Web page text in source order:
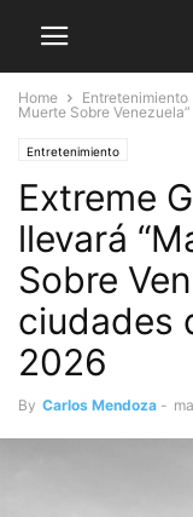
Home Entretenimiento
Muerte Sobre
Entretenimiento
Extreme
llevará
Sobre
ciudades
2026
By Carlos Mendoza -